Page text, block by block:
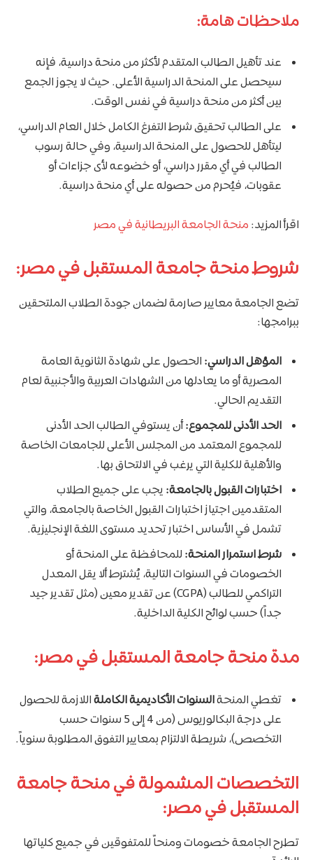
ملاحظات هامة:
عند تأهيل الطالب المتقدم لأكثر من منحة دراسية، فإنه
سيحصل على المنحة الدراسية الأعلى. حيث لا يجوز الجمع
بين أكثر من منحة دراسية في نفس الوقت.
على الطالب تحقيق شرط التفرغ الكامل خلال العام الدراسي،
ليتأهل للحصول على المنحة الدراسية، وفي حالة رسوب
الطالب في أي مقرر دراسي، أو خضوعه لأى جزاءات أو
عقوبات، فيُحرم من حصوله على أي منحة دراسية.
اقرأ المزيد: منحة الجامعة البريطانية في مصر
شروط منحة جامعة المستقبل في مصر:
تضع الجامعة معايير صارمة لضمان جودة الطلاب الملتحقين
ببرامجها:
المؤهل الدراسي: الحصول على شهادة الثانوية العامة
المصرية أو ما يعادلها من الشهادات العربية والأجنبية لعام
التقديم الحالي.
الحد الأدنى للمجموع:أن يستوفي الطالب الحد الأدنى
للمجموع المعتمد من المجلس الأعلى للجامعات الخاصة
والأهلية للكلية التي يرغب في الالتحاق بها.
اختبارات القبول بالجامعة: يجب على جميع الطلاب
المتقدمين اجتياز اختبارات القبول الخاصة بالجامعة، والتي
تشمل في الأساس اختبار تحديد مستوى اللغة الإنجليزية.
شرط استمرار المنحة: للمحافظة على المنحة أو
الخصومات في السنوات التالية، يُشترط ألا يقل المعدل
التراكمي للطالب (CGPA) عن تقدير معين (مثل تقدير جيد
جداً) حسب لوائح الكلية الداخلية.
مدة منحة جامعة المستقبل في مصر:
تغطي المنحةالسنوات الأكاديمية الكاملةاللازمة للحصول
على درجة البكالوريوس (من 4 إلى 5 سنوات حسب
التخصص)، شريطة الالتزام بمعايير التفوق المطلوبة سنوياً.
التخصصات المشمولة في منحة جامعة
المستقبل في مصر:
تطرح الجامعة خصومات ومنحاً للمتفوقين في جميع كلياتها